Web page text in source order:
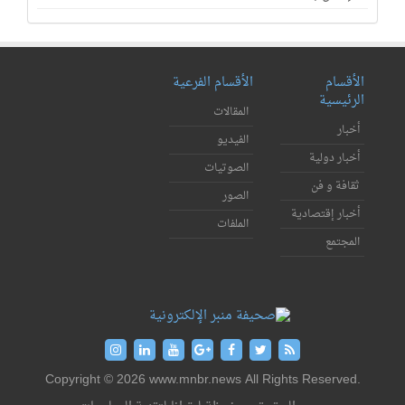
الأقسام
الرئيسية
أخبار
أخبار دولية
ثقافة و فن
أخبار إقتصادية
المجتمع
الأقسام الفرعية
المقالات
الفيديو
الصوتيات
الصور
الملفات
Copyright © 2026 www.mnbr.news All Rights Reserved.